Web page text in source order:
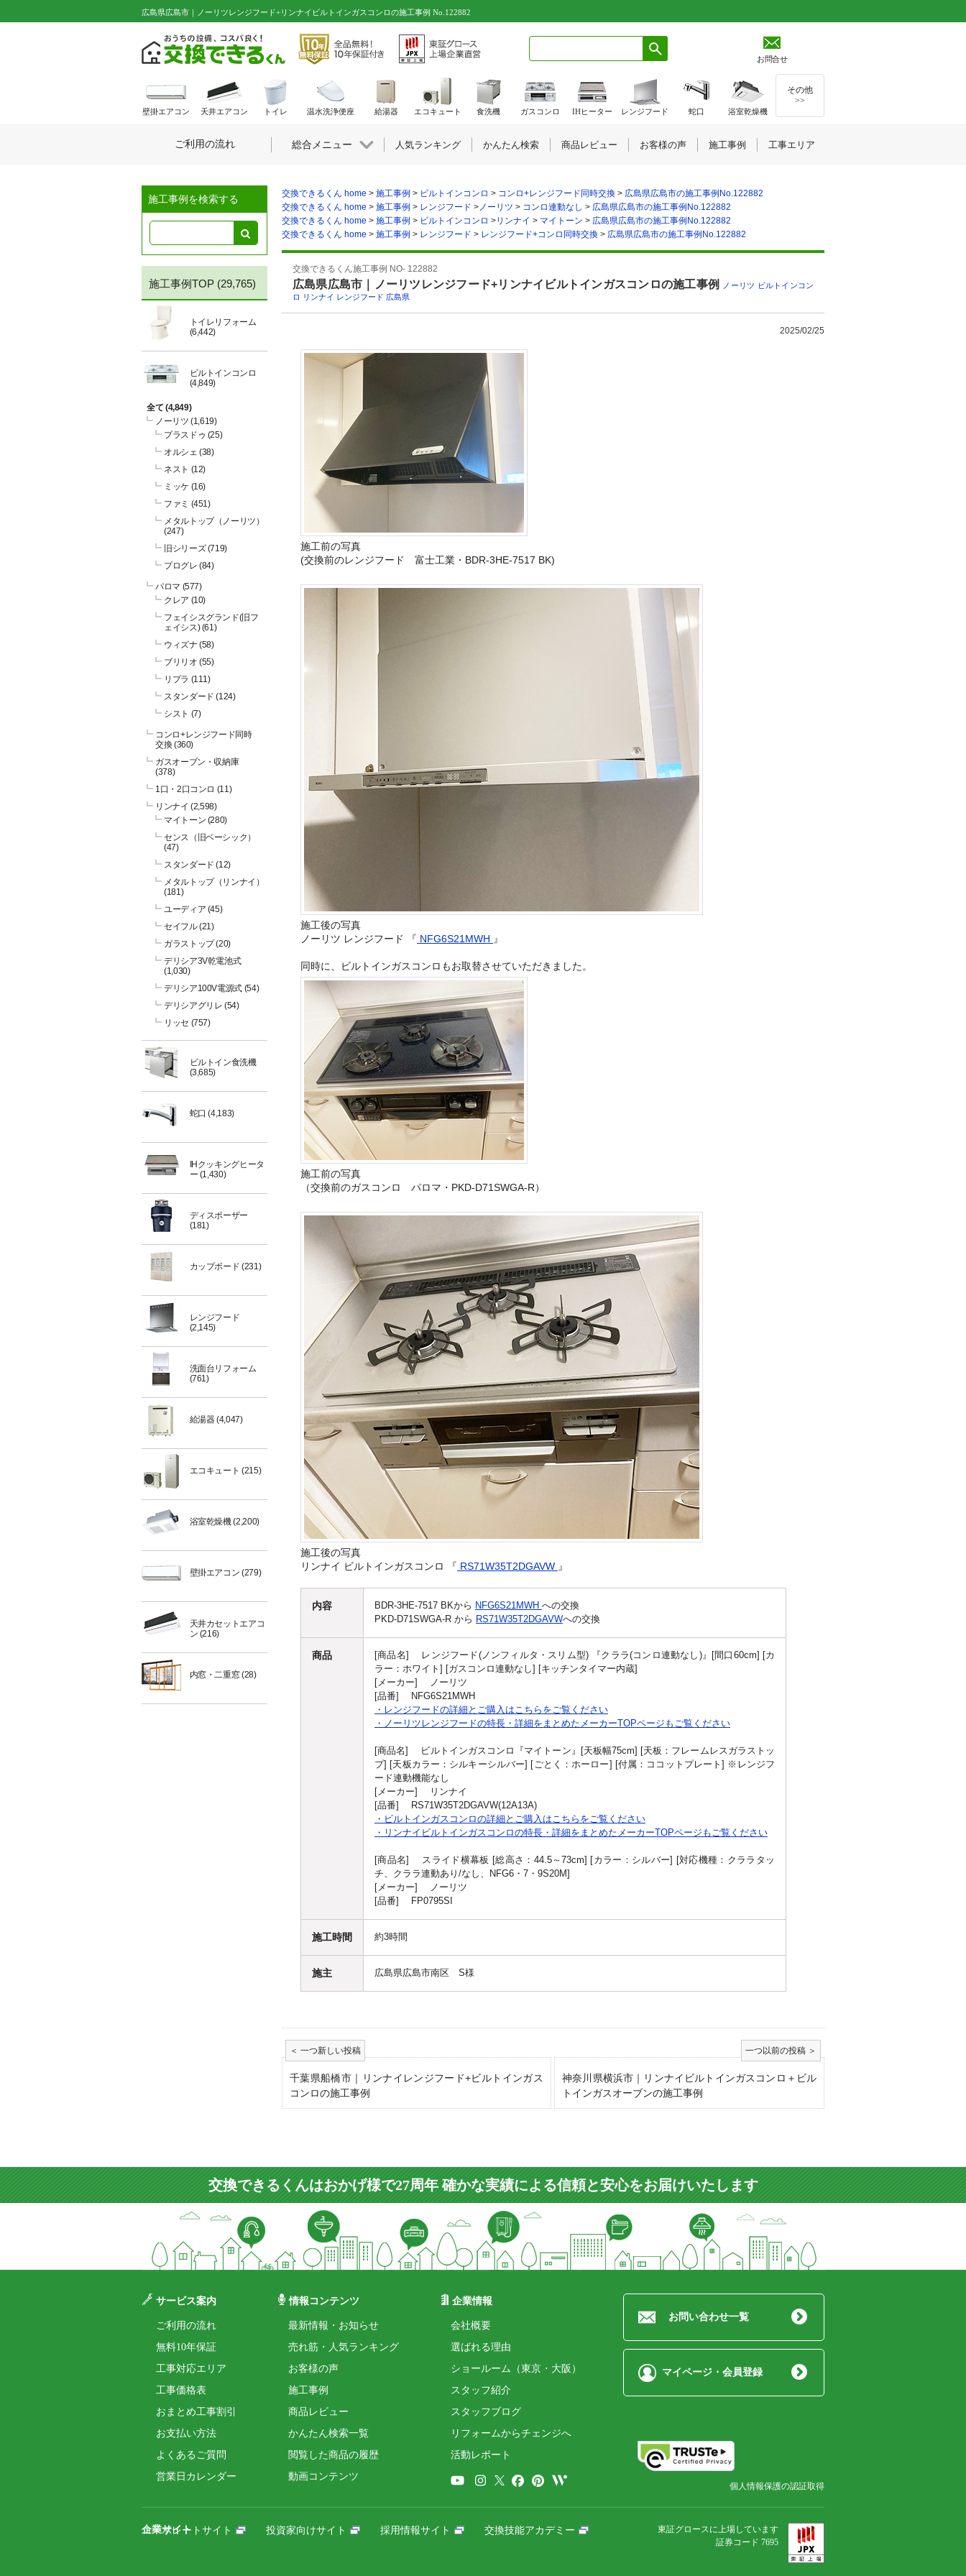
広島県広島市｜ノーリツレンジフード+リンナイビルトインガスコンロの施工事例 No.122882
お問合せ
施工事例を検索する
施工事例TOP (29,765)
トイレリフォーム
(6,442)
ビルトインコンロ
(4,849)
全て (4,849)
ノーリツ (1,619)
プラスドゥ (25)
オルシェ (38)
ネスト (12)
ミッケ (16)
ファミ (451)
メタルトップ（ノーリツ）
(247)
旧シリーズ(719)
プログレ (84)
パロマ (577)
クレア (10)
フェイシスグランド(旧フ
ェイシス)(61)
ウィズナ (58)
ブリリオ (55)
リプラ (111)
スタンダード (124)
シスト (7)
コンロ+レンジフード同時
交換 (360)
ガスオーブン・収納庫
(378)
1口・2口コンロ (11)
リンナイ (2,598)
マイトーン (280)
センス（旧ベーシック）
(47)
スタンダード (12)
メタルトップ（リンナイ）
(181)
ユーディア (45)
セイフル(21)
ガラストップ(20)
デリシア3V乾電池式
(1,030)
デリシア100V電源式 (54)
デリシアグリレ (54)
リッセ (757)
ビルトイン食洗機
(3,685)
蛇口 (4,183)
IHクッキングヒータ
ー (1,430)
ディスポーザー
(181)
カップボード (231)
レンジフード
(2,145)
洗面台リフォーム
(761)
給湯器(4,047)
エコキュート (215)
浴室乾燥機(2,200)
壁掛エアコン (279)
天井カセットエアコ
ン (216)
内窓・二重窓(28)
交換できるくん home > 施工事例 > ビルトインコンロ > コンロ+レンジフード同時交換 > 広島県広島市の施工事例No.122882
交換できるくん home > 施工事例 > レンジフード >ノーリツ > コンロ連動なし > 広島県広島市の施工事例No.122882
交換できるくん home > 施工事例 > ビルトインコンロ >リンナイ > マイトーン > 広島県広島市の施工事例No.122882
交換できるくん home > 施工事例 > レンジフード > レンジフード+コンロ同時交換 > 広島県広島市の施工事例No.122882
交換できるくん施工事例 NO- 122882
広島県広島市｜ノーリツレンジフード+リンナイビルトインガスコンロの施工事例 ノーリツ ビルトインコン
ロ リンナイ レンジフード 広島県
2025/02/25
施工前の写真
(交換前のレンジフード 富士工業・BDR-3HE-7517 BK)
施工後の写真
ノーリツ レンジフード 『 NFG6S21MWH 』
同時に、ビルトインガスコンロもお取替させていただきました。
施工前の写真
（交換前のガスコンロ パロマ・PKD-D71SWGA-R）
施工後の写真
リンナイ ビルトインガスコンロ 『 RS71W35T2DGAVW 』
内容 BDR-3HE-7517 BKから NFG6S21MWH への交換
PKD-D71SWGA-R から RS71W35T2DGAVWへの交換
商品
[商品名] レンジフード(ノンフィルタ・スリム型) 『クララ(コンロ連動なし)』[間口60cm] [カ
ラー：ホワイト] [ガスコンロ連動なし] [キッチンタイマー内蔵]
[メーカー] ノーリツ
[品番] NFG6S21MWH
・レンジフードの詳細とご購入はこちらをご覧ください
・ノーリツレンジフードの特長・詳細をまとめたメーカーTOPページもご覧ください
[商品名] ビルトインガスコンロ『マイトーン』[天板幅75cm] [天板：フレームレスガラストッ
プ] [天板カラー：シルキーシルバー] [ごとく：ホーロー] [付属：ココットプレート] ※レンジフ
ード連動機能なし
[メーカー] リンナイ
[品番] RS71W35T2DGAVW(12A13A)
・ビルトインガスコンロの詳細とご購入はこちらをご覧ください
・リンナイビルトインガスコンロの特長・詳細をまとめたメーカーTOPページもご覧ください
[商品名] スライド横幕板 [総高さ：44.5～73cm] [カラー：シルバー] [対応機種：クララタッ
チ、クララ連動あり/なし、NFG6・7・9S20M]
[メーカー] ノーリツ
[品番] FP0795SI
施工時間 約3時間
施主 広島県広島市南区 S様
千葉県船橋市｜リンナイレンジフード+ビルトインガス
コンロの施工事例
神奈川県横浜市｜リンナイビルトインガスコンロ＋ビル
トインガスオーブンの施工事例
壁掛エアコン 天井エアコン トイレ 温水洗浄便座 給湯器 エコキュート 食洗機 ガスコンロ IHヒーター レンジフード 蛇口 浴室乾燥機
その他
>>
ご利用の流れ 総合メニュー 人気ランキング かんたん検索 商品レビュー お客様の声 施工事例 工事エリア
交換できるくんはおかげ様で27周年 確かな実績による信頼と安心をお届けいたします
サービス案内
ご利用の流れ
無料10年保証
工事対応エリア
工事価格表
おまとめ工事割引
お支払い方法
よくあるご質問
営業日カレンダー
情報コンテンツ
最新情報・お知らせ
売れ筋・人気ランキング
お客様の声
施工事例
商品レビュー
かんたん検索一覧
閲覧した商品の履歴
動画コンテンツ
企業情報
会社概要
選ばれる理由
ショールーム（東京・大阪）
スタッフ紹介
スタッフブログ
リフォームからチェンジへ
活動レポート
お問い合わせ一覧
マイページ・会員登録
個人情報保護の認証取得
企業サイト
コーポレートサイト 投資家向けサイト 採用情報サイト 交換技能アカデミー
東証グロースに上場しています
証券コード 7695